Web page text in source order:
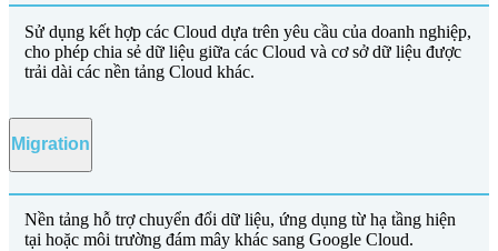
Sử dụng kết hợp các Cloud dựa trên yêu cầu của doanh nghiệp,
cho phép chia sẻ dữ liệu giữa các Cloud và cơ sở dữ liệu được
trải dài các nền tảng Cloud khác.
Migration
Nền tảng hỗ trợ chuyển đổi dữ liệu, ứng dụng từ hạ tầng hiện
tại hoặc môi trường đám mây khác sang Google Cloud.